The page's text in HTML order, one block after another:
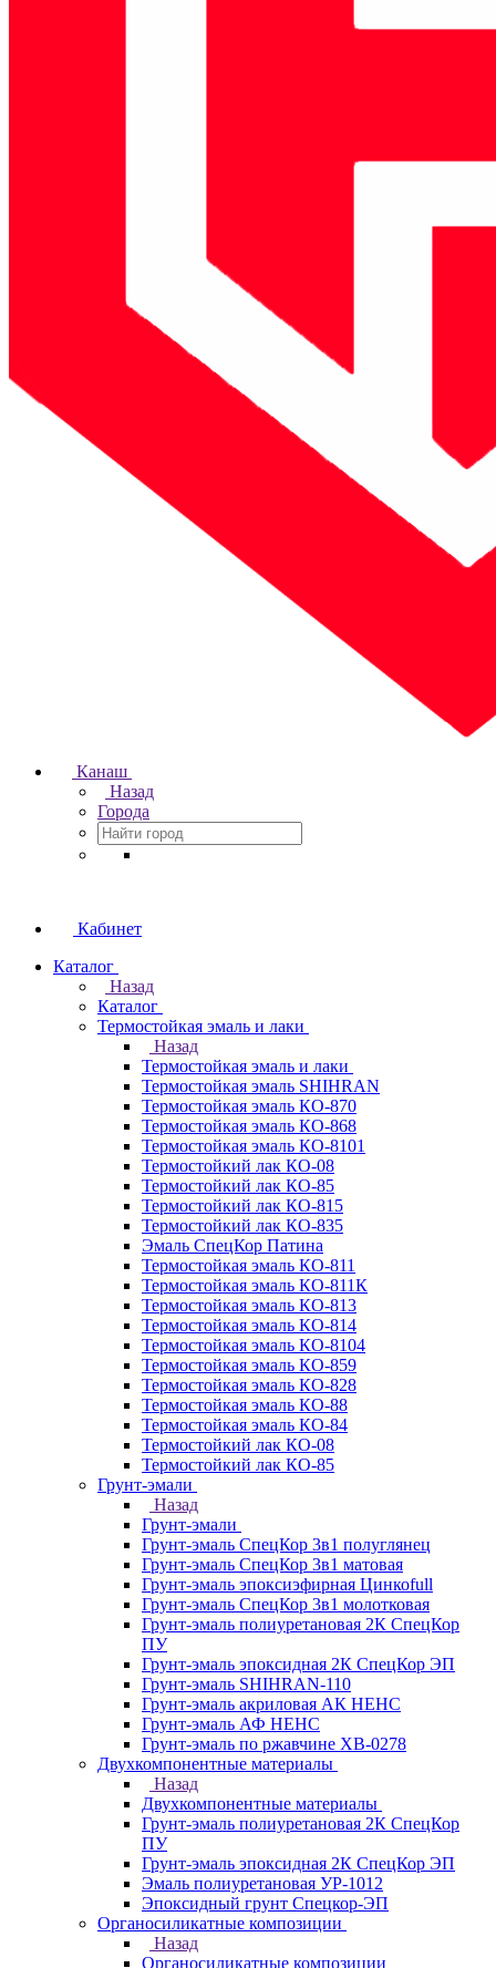
Канаш
Назад
Города
Кабинет
Каталог
Назад
Каталог
Термостойкая эмаль и лаки
Назад
Термостойкая эмаль и лаки
Термостойкая эмаль SHIHRAN
Термостойкая эмаль КО-870
Термостойкая эмаль КО-868
Термостойкая эмаль КО-8101
Термостойкий лак КО-08
Термостойкий лак КО-85
Термостойкий лак КО-815
Термостойкий лак КО-835
Эмаль СпецКор Патина
Термостойкая эмаль КО-811
Термостойкая эмаль КО-811К
Термостойкая эмаль КО-813
Термостойкая эмаль КО-814
Термостойкая эмаль КО-8104
Термостойкая эмаль КО-859
Термостойкая эмаль КО-828
Термостойкая эмаль КО-88
Термостойкая эмаль КО-84
Термостойкий лак КО-08
Термостойкий лак КО-85
Грунт-эмали
Назад
Грунт-эмали
Грунт-эмаль СпецКор 3в1 полуглянец
Грунт-эмаль СпецКор 3в1 матовая
Грунт-эмаль эпоксиэфирная Цинкоfull
Грунт-эмаль СпецКор 3в1 молотковая
Грунт-эмаль полиуретановая 2К СпецКор
ПУ
Грунт-эмаль эпоксидная 2К СпецКор ЭП
Грунт-эмаль SHIHRAN-110
Грунт-эмаль акриловая АК НЕНС
Грунт-эмаль АФ НЕНС
Грунт-эмаль по ржавчине ХВ-0278
Двухкомпонентные материалы
Назад
Двухкомпонентные материалы
Грунт-эмаль полиуретановая 2К СпецКор
ПУ
Грунт-эмаль эпоксидная 2К СпецКор ЭП
Эмаль полиуретановая УР-1012
Эпоксидный грунт Спецкор-ЭП
Органосиликатные композиции
Назад
Органосиликатные композиции